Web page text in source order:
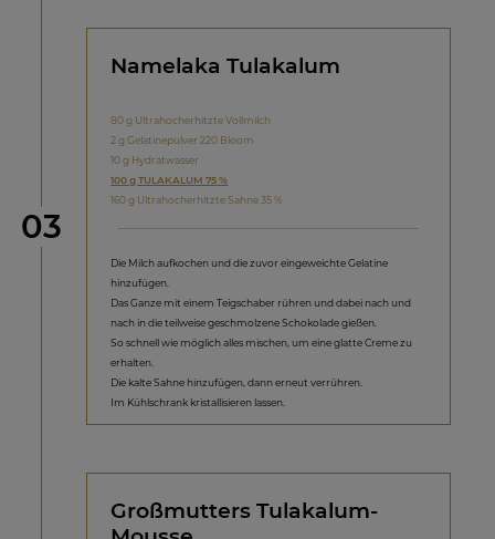
Schritt
03
Namelaka Tulakalum
80 g Ultrahocherhitzte Vollmilch
2 g Gelatinepulver 220 Bloom
10 g Hydratwasser
100 g TULAKALUM 75 %
160 g Ultrahocherhitzte Sahne 35 %
Die Milch aufkochen und die zuvor eingeweichte Gelatine
hinzufügen.
Das Ganze mit einem Teigschaber rühren und dabei nach und
nach in die teilweise geschmolzene Schokolade gießen.
So schnell wie möglich alles mischen, um eine glatte Creme zu
erhalten.
Die kalte Sahne hinzufügen, dann erneut verrühren.
Im Kühlschrank kristallisieren lassen.
Großmutters Tulakalum-